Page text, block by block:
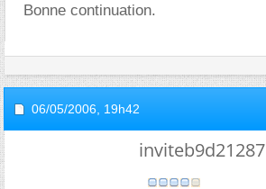
Bonne continuation.
06/05/2006, 19h42
inviteb9d21287